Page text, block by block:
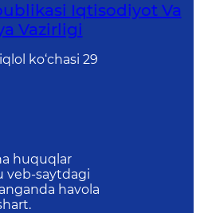
Iqtisodiyot Va
Vazirligi
ko‘chasi 29
huquqlar
veb-saytdagi
havola